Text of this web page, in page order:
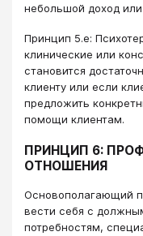
небольшой доход
Принцип 5.e:
клинические или
становится
клиенту или если
предложить
помощи клиентам.
ПРИНЦИП 6:
ОТНОШЕНИЯ
Основополагающий
вести себя с
потребностям,